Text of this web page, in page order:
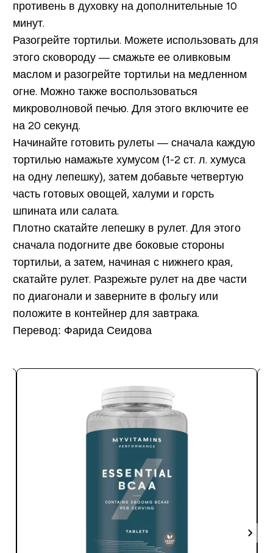
противень в духовку на дополнительные 10
минут.
Разогрейте тортильи. Можете использовать для
этого сковороду — смажьте ее оливковым
маслом и разогрейте тортильи на медленном
огне. Можно также воспользоваться
микроволновой печью. Для этого включите ее
на 20 секунд.
Начинайте готовить рулеты — сначала каждую
тортилью намажьте хумусом (1-2 ст. л. хумуса
на одну лепешку), затем добавьте четвертую
часть готовых овощей, халуми и горсть
шпината или салата.
Плотно скатайте лепешку в рулет. Для этого
сначала подогните две боковые стороны
тортильи, а затем, начиная с нижнего края,
скатайте рулет. Разрежьте рулет на две части
по диагонали и заверните в фольгу или
положите в контейнер для завтрака.
Перевод: Фарида Сеидова